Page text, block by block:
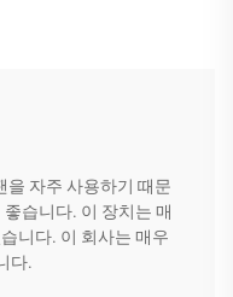
을 자주 사용하기 때문
습니다. 이 장치는 매
니다. 이 회사는 매우
다.